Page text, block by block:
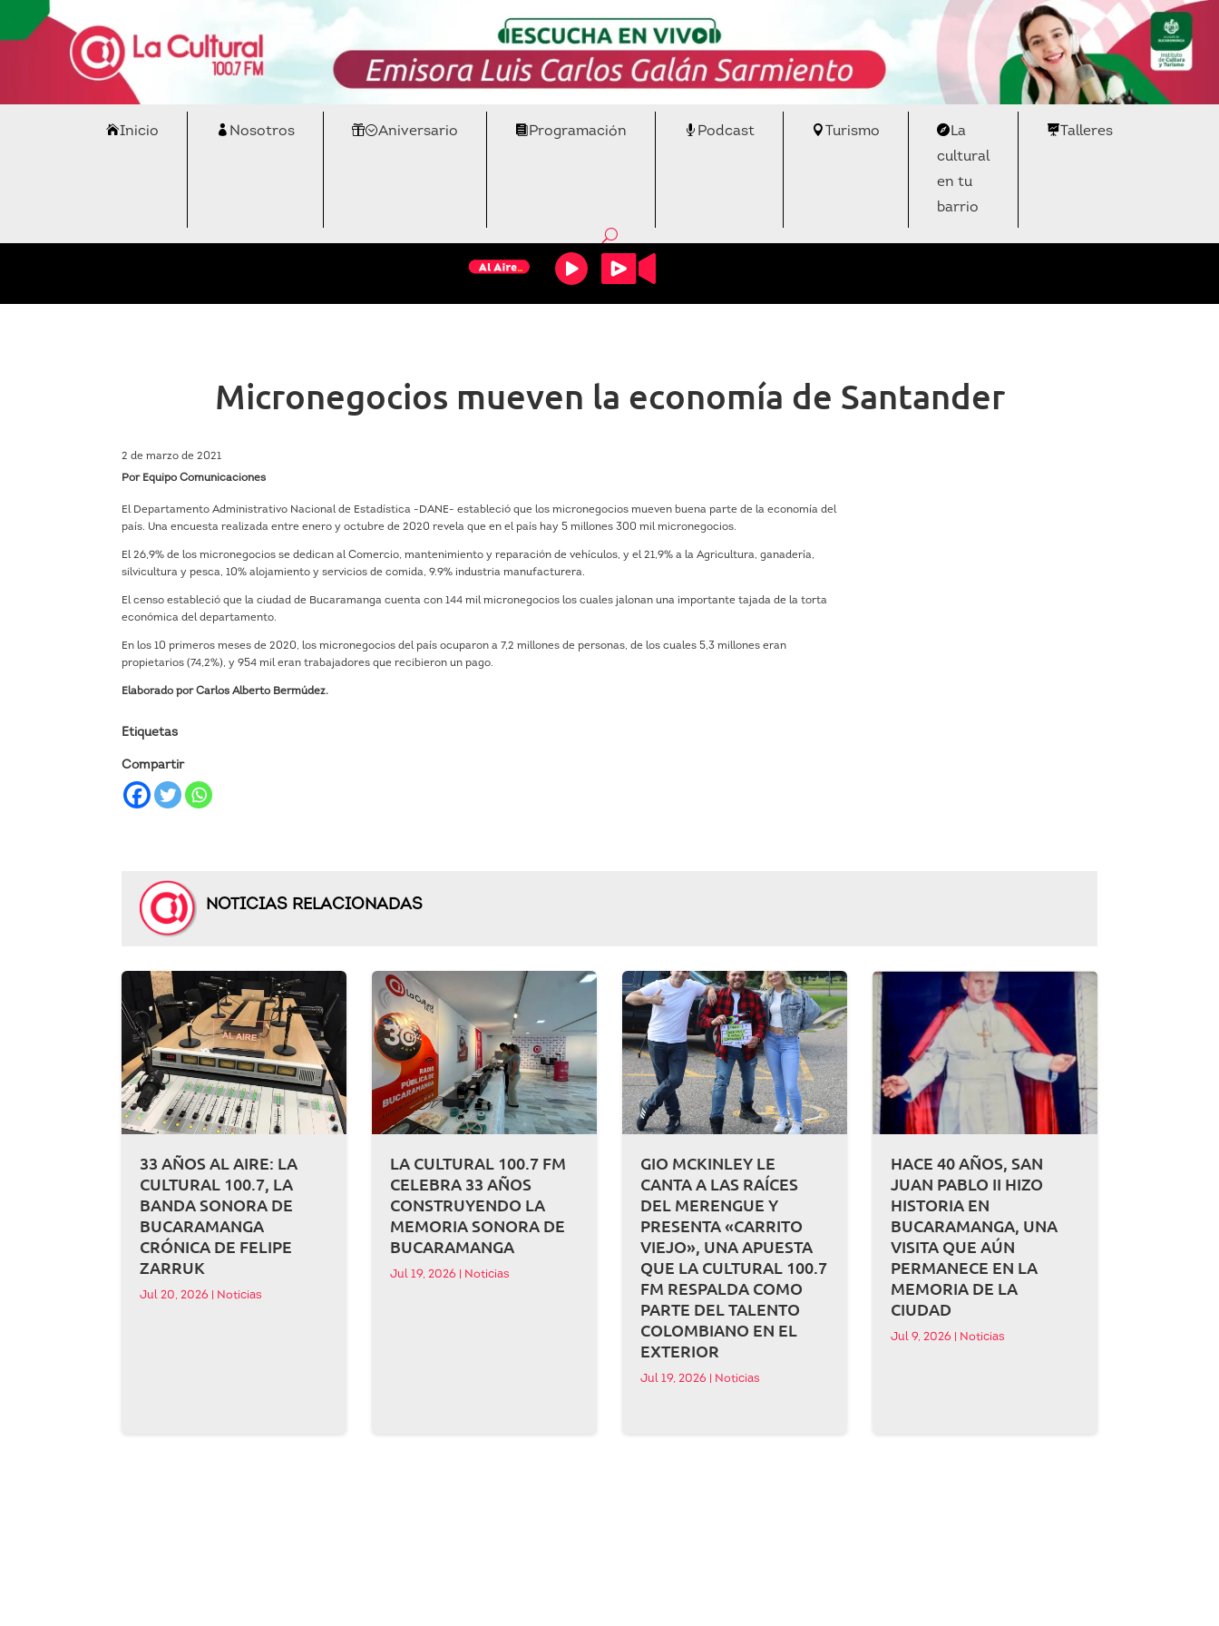
Inicio Nosotros Aniversario Programación Podcast Turismo
La
cultural
en tu
barrio
Talleres
Micronegocios mueven la economía de Santander
2 de marzo de 2021
Por Equipo Comunicaciones
El Departamento Administrativo Nacional de Estadística -DANE- estableció que los micronegocios mueven buena parte de la economía del
país. Una encuesta realizada entre enero y octubre de 2020 revela que en el país hay 5 millones 300 mil micronegocios.
El 26,9% de los micronegocios se dedican al Comercio, mantenimiento y reparación de vehículos, y el 21,9% a la Agricultura, ganadería,
silvicultura y pesca, 10% alojamiento y servicios de comida, 9.9% industria manufacturera.
El censo estableció que la ciudad de Bucaramanga cuenta con 144 mil micronegocios los cuales jalonan una importante tajada de la torta
económica del departamento.
En los 10 primeros meses de 2020, los micronegocios del país ocuparon a 7,2 millones de personas, de los cuales 5,3 millones eran
propietarios (74,2%), y 954 mil eran trabajadores que recibieron un pago.
Elaborado por Carlos Alberto Bermúdez.
Etiquetas
Compartir
NOTICIAS RELACIONADAS
33 AÑOS AL AIRE: LA
CULTURAL 100.7, LA
BANDA SONORA DE
BUCARAMANGA
CRÓNICA DE FELIPE
ZARRUK
Jul 20, 2026 Noticias
LA CULTURAL 100.7 FM
CELEBRA 33 AÑOS
CONSTRUYENDO LA
MEMORIA SONORA DE
BUCARAMANGA
Jul 19, 2026 Noticias
GIO MCKINLEY LE
CANTA A LAS RAÍCES
DEL MERENGUE Y
PRESENTA «CARRITO
VIEJO», UNA APUESTA
QUE LA CULTURAL 100.7
FM RESPALDA COMO
PARTE DEL TALENTO
COLOMBIANO EN EL
EXTERIOR
Jul 19, 2026 Noticias
HACE 40 AÑOS, SAN
JUAN PABLO II HIZO
HISTORIA EN
BUCARAMANGA, UNA
VISITA QUE AÚN
PERMANECE EN LA
MEMORIA DE LA
CIUDAD
Jul 9, 2026 Noticias